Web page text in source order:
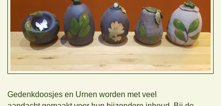
Gedenkdoosjes en Urnen worden met veel